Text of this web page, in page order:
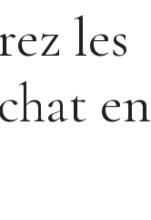
les
en